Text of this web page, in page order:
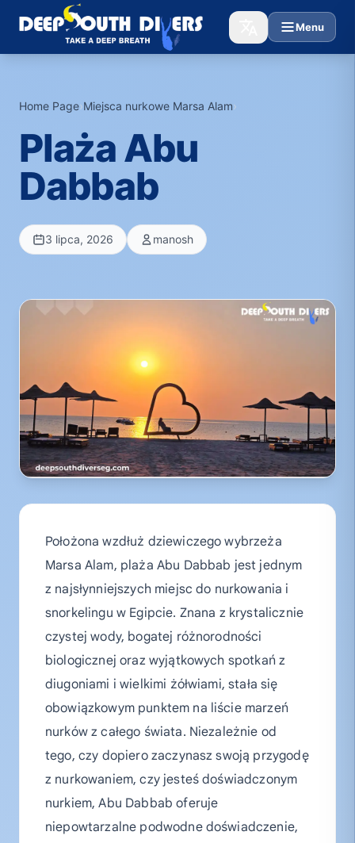
Menu
Home Page›Miejsca nurkowe Marsa Alam›
Plaża Abu
Dabbab
3 lipca, 2026 manosh
Położona wzdłuż dziewiczego wybrzeża
Marsa Alam, plaża Abu Dabbab jest jednym
z najsłynniejszych miejsc do nurkowania i
snorkelingu w Egipcie. Znana z krystalicznie
czystej wody, bogatej różnorodności
biologicznej oraz wyjątkowych spotkań z
diugoniami i wielkimi żółwiami, stała się
obowiązkowym punktem na liście marzeń
nurków z całego świata. Niezależnie od
tego, czy dopiero zaczynasz swoją przygodę
z nurkowaniem, czy jesteś doświadczonym
nurkiem, Abu Dabbab oferuje
niepowtarzalne podwodne doświadczenie,